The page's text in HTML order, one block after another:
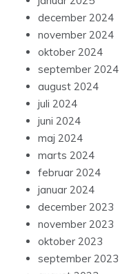
december 2024
november 2024
oktober 2024
september 2024
august 2024
juli 2024
juni 2024
maj 2024
marts 2024
februar 2024
januar 2024
december 2023
november 2023
oktober 2023
september 2023